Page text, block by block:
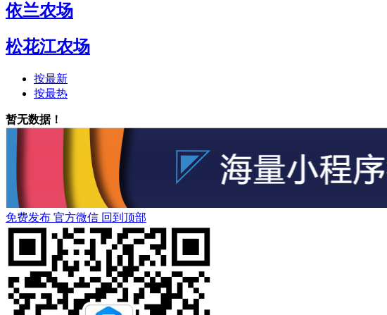
依兰农场
松花江农场
按最新
按最热
暂无数据！
免费发布 官方微信 回到顶部